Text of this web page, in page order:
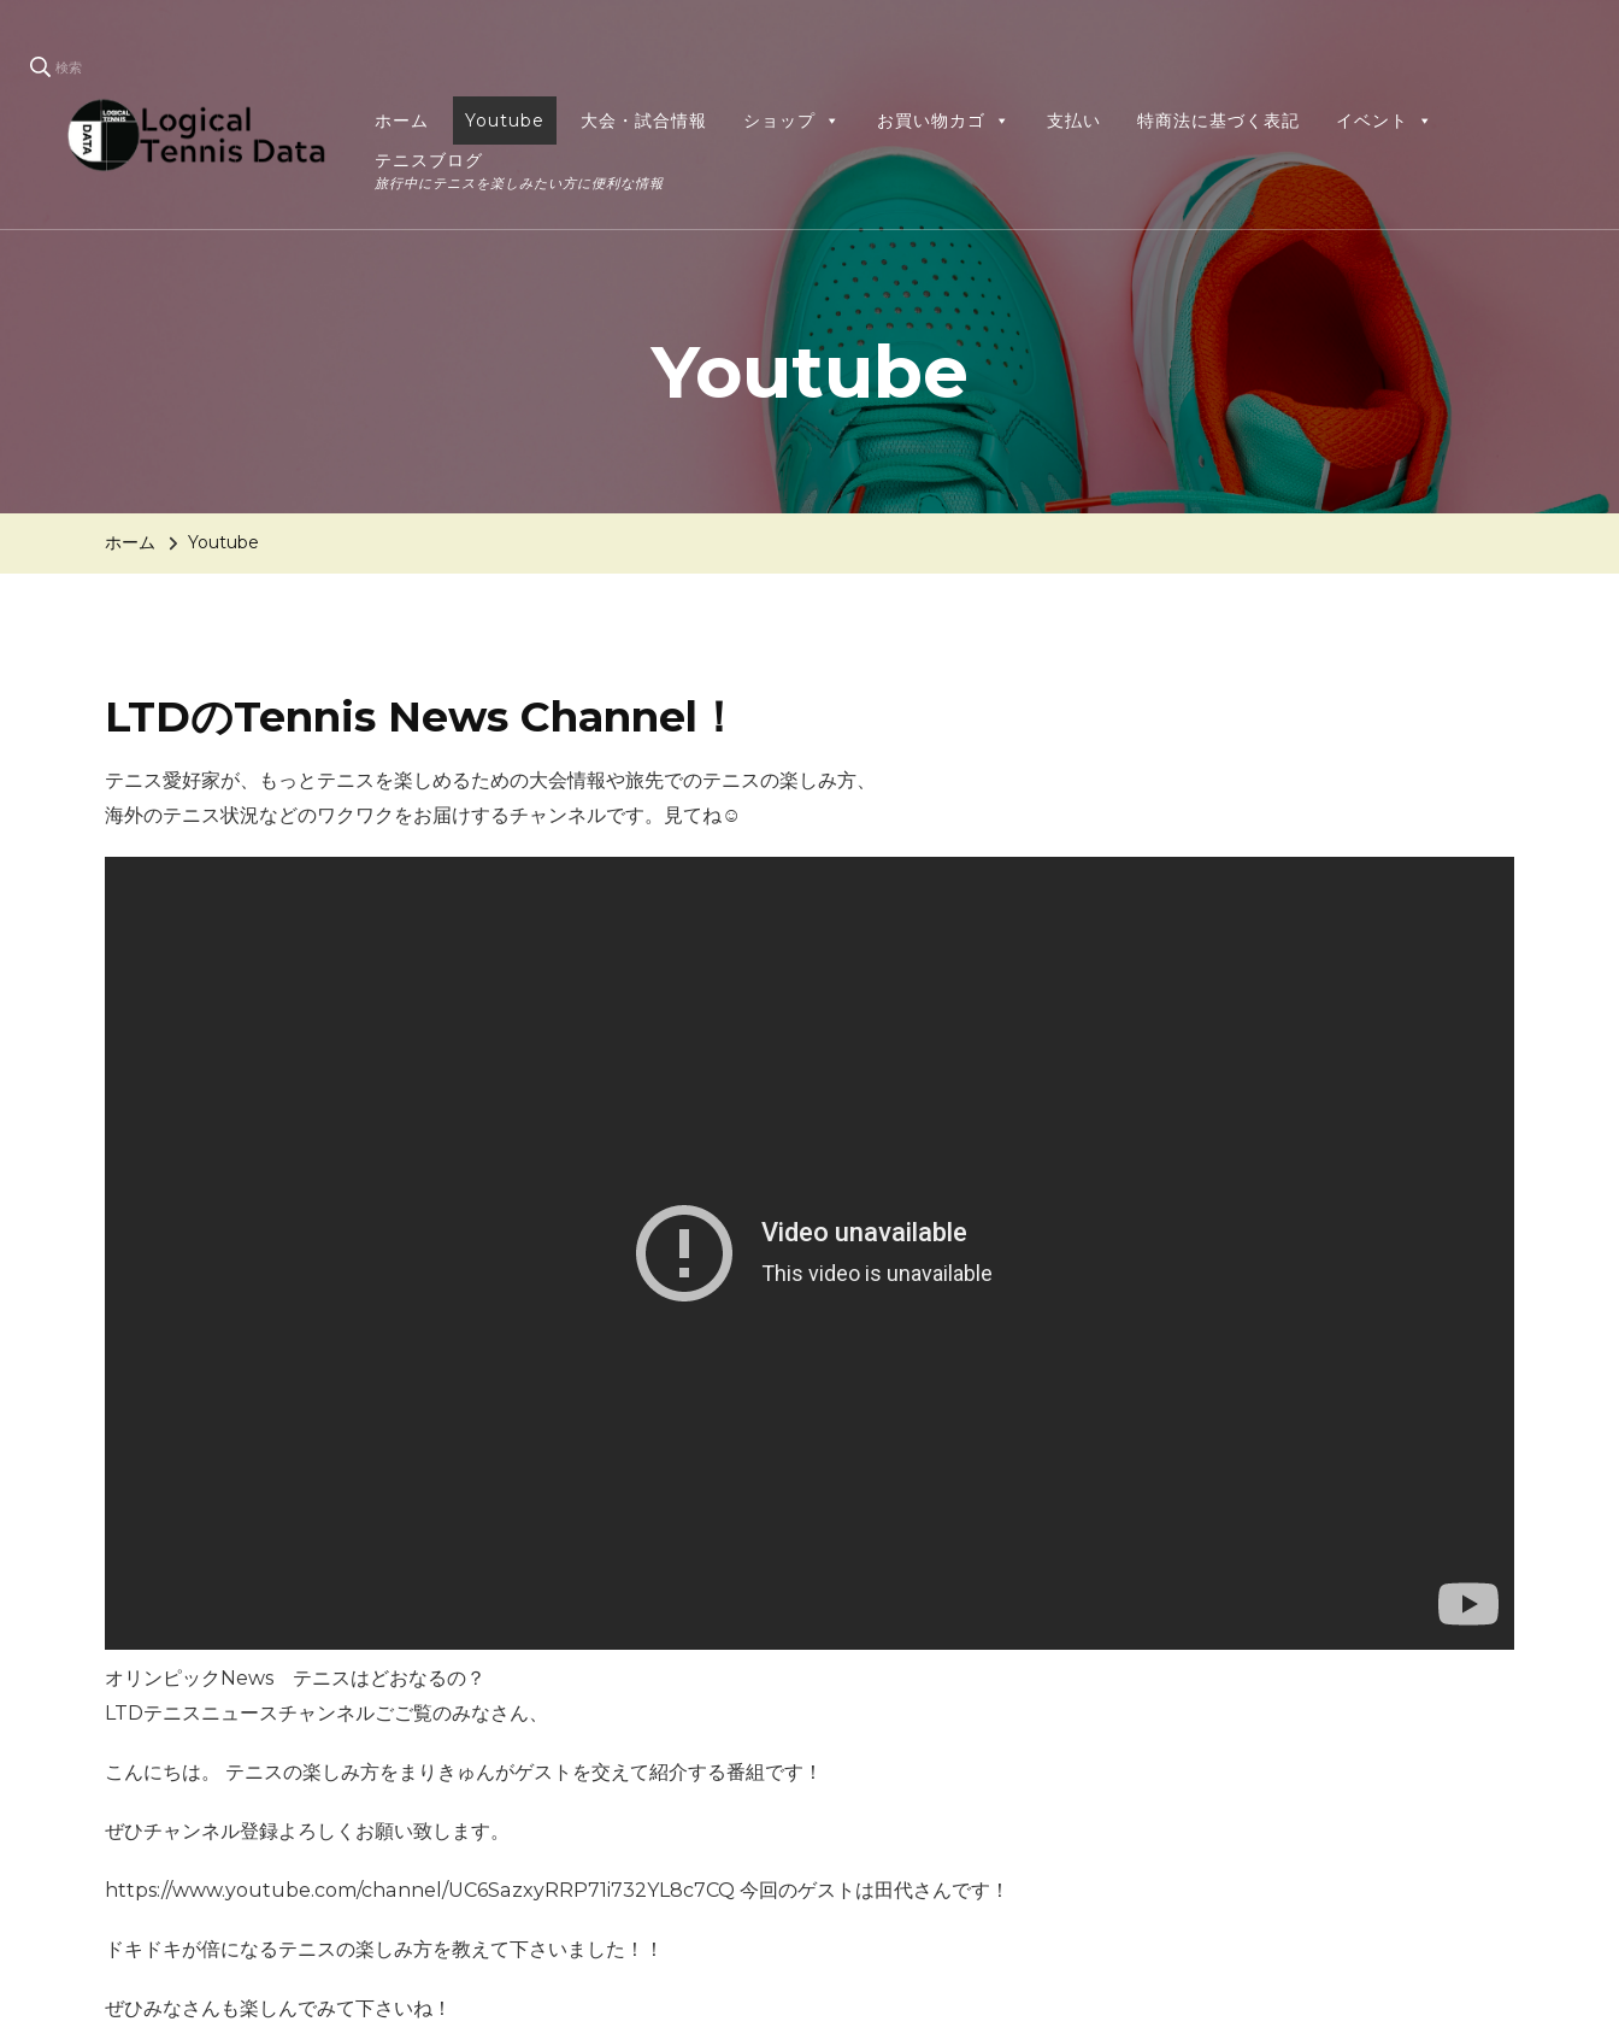
検索
ホーム Youtube 大会・試合情報 ショップ お買い物カゴ 支払い 特商法に基づく表記
イベント
テニスブログ
旅行中にテニスを楽しみたい方に便利な情報
Youtube
ホーム Youtube
LTDのTennis News Channel！
テニス愛好家が、もっとテニスを楽しめるための大会情報や旅先でのテニスの楽しみ方、
海外のテニス状況などのワクワクをお届けするチャンネルです。見てね☺
オリンピックNews テニスはどおなるの？
LTDテニスニュースチャンネルごご覧のみなさん、
こんにちは。 テニスの楽しみ方をまりきゅんがゲストを交えて紹介する番組です！
ぜひチャンネル登録よろしくお願い致します。
https://www.youtube.com/channel/UC6SazxyRRP71i732YL8c7CQ 今回のゲストは田代さんです！
ドキドキが倍になるテニスの楽しみ方を教えて下さいました！！
ぜひみなさんも楽しんでみて下さいね！